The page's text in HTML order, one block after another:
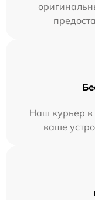
Наш курьер в
ваше